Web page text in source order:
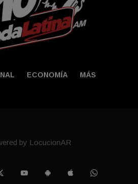
ECONOMÍA MÁS
by LocucionAR